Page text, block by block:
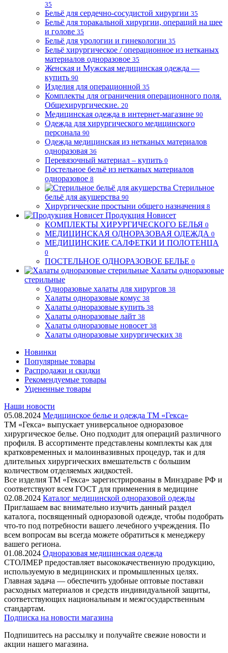
35
Бельё для сердечно-сосудистой хирургии 35
Бельё для торакальной хирургии, операций на шее
и голове 35
Бельё для урологии и гинекологии 35
Бельё хирургическое / операционное из нетканых
материалов одноразовое 35
Женская и Мужская медицинская одежда —
купить 90
Изделия для операционной 35
Комплекты для ограничения операционного поля.
Общехирургические. 20
Медицинская одежда в интернет-магазине 90
Одежда для хирургического медицинского
персонала 90
Одежда медицинская из нетканых материалов
одноразовая 36
Перевязочный материал – купить 0
Постельное бельё из нетканых материалов
одноразовое 8
Стерильное
бельё для акушерства 90
Хирургические простыни общего назначения 8
Продукция Новисет
КОМПЛЕКТЫ ХИРУРГИЧЕСКОГО БЕЛЬЯ 0
МЕДИЦИНСКАЯ ОДНОРАЗОВАЯ ОДЕЖДА 0
МЕДИЦИНСКИЕ САЛФЕТКИ И ПОЛОТЕНЦА
0
ПОСТЕЛЬНОЕ ОДНОРАЗОВОЕ БЕЛЬЕ 0
Халаты одноразовые
стерильные
Одноразовые халаты для хирургов 38
Халаты одноразовые комус 38
Халаты одноразовые купить 38
Халаты одноразовые лайт 38
Халаты одноразовые новосет 38
Халаты одноразовые хирургических 38
Новинки
Популярные товары
Распродажи и скидки
Рекомендуемые товары
Уцененные товары
Наши новости
05.08.2024 Медицинское белье и одежда ТМ «Гекса»
ТМ «Гекса» выпускает универсальное одноразовое
хирургическое белье. Оно подходит для операций различного
профиля. В ассортименте представлены комплекты как для
кратковременных и малоинвазивных процедур, так и для
длительных хирургических вмешательств с большим
количеством отделяемых жидкостей.
Все изделия ТМ «Гекса» зарегистрированы в Минздраве РФ и
соответствуют всем ГОСТ для применения в медицине
02.08.2024 Каталог медицинской одноразовой одежды
Приглашаем вас внимательно изучить данный раздел
каталога, посвященный одноразовой одежде, чтобы подобрать
что-то под потребности вашего лечебного учреждения. По
всем вопросам вы всегда можете обратиться к менеджеру
вашего региона.
01.08.2024 Одноразовая медицинская одежда
СТОЛМЕР предоставляет высококачественную продукцию,
используемую в медицинских и промышленных целях.
Главная задача — обеспечить удобные оптовые поставки
расходных материалов и средств индивидуальной защиты,
соответствующих национальным и межгосударственным
стандартам.
Подписка на новости магазина
Подпишитесь на рассылку и получайте свежие новости и
акции нашего магазина.